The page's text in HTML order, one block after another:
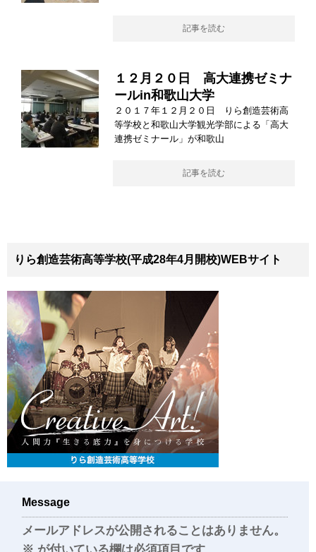
記事を読む
１２月２０日 高大連携ゼミナ
ールin和歌山大学
２０１７年１２月２０日 りら創造芸術高
等学校と和歌山大学観光学部による「高大
連携ゼミナール」が和歌山
記事を読む
りら創造芸術高等学校(平成28年4月開校)WEBサイト
Message
メールアドレスが公開されることはありません。